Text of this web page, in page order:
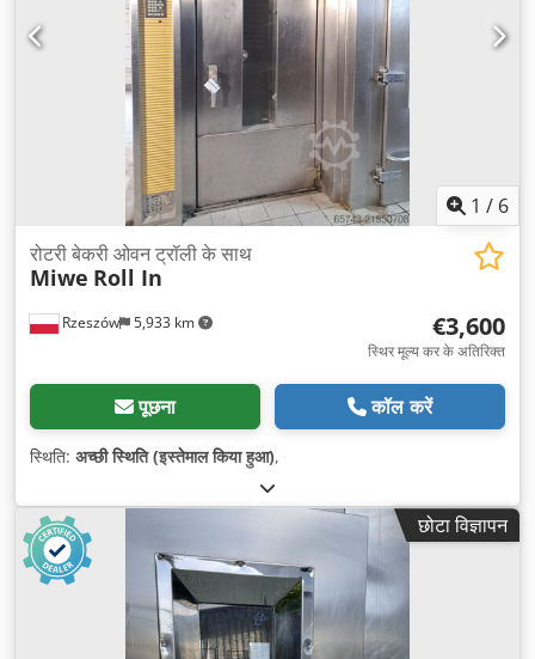
1 / 6
Rzeszów 5,933 km
रोटरी बेकरी ओवन ट्रॉली के साथ
Miwe Roll In
€3,600
स्थिर मूल्य कर के अतिरिक्त
पूछना कॉल करें
स्थिति: अच्छी स्थिति (इस्तेमाल किया हुआ),
छोटा विज्ञापन